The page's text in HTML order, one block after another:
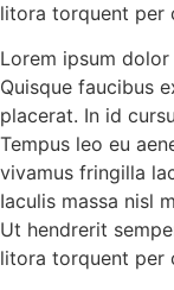
litora torquent per
Lorem ipsum
Quisque faucibus
placerat. In id
Tempus leo eu
vivamus fringilla
Iaculis massa nisl
Ut hendrerit
litora torquent per